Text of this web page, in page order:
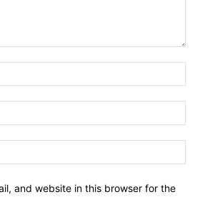
and website in this browser for the